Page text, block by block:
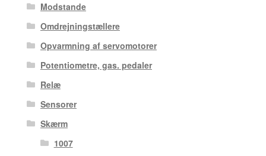
Modstande
Omdrejningstællere
Opvarmning af servomotorer
Potentiometre, gas. pedaler
Relæ
Sensorer
Skærm
1007